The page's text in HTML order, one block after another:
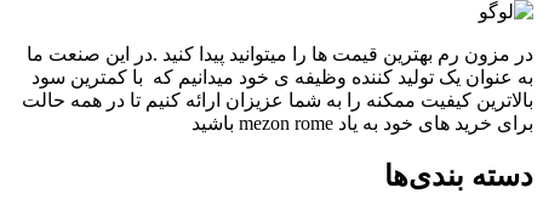
در مزون رم بهترین قیمت ها را میتوانید پیدا کنید .در این صنعت ما
به عنوان یک تولید کننده وظیفه ی خود میدانیم که با کمترین سود
بالاترین کیفیت ممکنه را به شما عزیزان ارائه کنیم تا در همه حالت
برای خرید های خود به یاد mezon rome باشید
دسته بندی‌ها